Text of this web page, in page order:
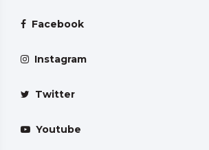
Facebook
Instagram
Twitter
Youtube